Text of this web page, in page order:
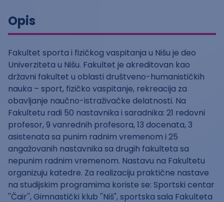
Opis
Fakultet sporta i fizičkog vaspitanja u Nišu je deo
Univerziteta u Nišu. Fakultet je akreditovan kao
državni fakultet u oblasti društveno-humanističkih
nauka – sport, fizičko vaspitanje, rekreacija za
obavljanje naučno-istraživačke delatnosti. Na
Fakultetu radi 50 nastavnika i saradnika: 21 redovni
profesor, 9 vanrednih profesora, 13 docenata, 3
asistenata sa punim radnim vremenom i 25
angažovanih nastavnika sa drugih fakulteta sa
nepunim radnim vremenom. Nastavu na Fakultetu
organizuju katedre. Za realizaciju praktične nastave
na studijskim programima koriste se: Sportski centar
''Čair'', Gimnastički klub ''Niš", sportska sala Fakulteta